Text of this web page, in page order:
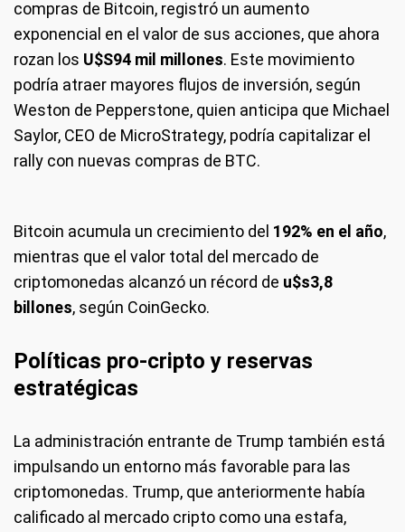
compras de Bitcoin, registró un aumento
exponencial en el valor de sus acciones, que ahora
rozan los U$S94 mil millones. Este movimiento
podría atraer mayores flujos de inversión, según
Weston de Pepperstone, quien anticipa que Michael
Saylor, CEO de MicroStrategy, podría capitalizar el
rally con nuevas compras de BTC.
Bitcoin acumula un crecimiento del 192% en el año,
mientras que el valor total del mercado de
criptomonedas alcanzó un récord de u$s3,8
billones, según CoinGecko.
Políticas pro-cripto y reservas
estratégicas
La administración entrante de Trump también está
impulsando un entorno más favorable para las
criptomonedas. Trump, que anteriormente había
calificado al mercado cripto como una estafa,